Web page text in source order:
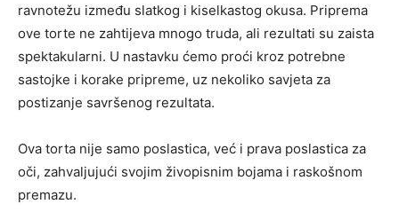
ravnotežu između slatkog i kiselkastog okusa. Priprema
ove torte ne zahtijeva mnogo truda, ali rezultati su zaista
spektakularni. U nastavku ćemo proći kroz potrebne
sastojke i korake pripreme, uz nekoliko savjeta za
postizanje savršenog rezultata.
Ova torta nije samo poslastica, već i prava poslastica za
oči, zahvaljujući svojim živopisnim bojama i raskošnom
premazu.